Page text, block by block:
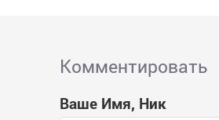
Комментировать
Ваше Имя, Ник